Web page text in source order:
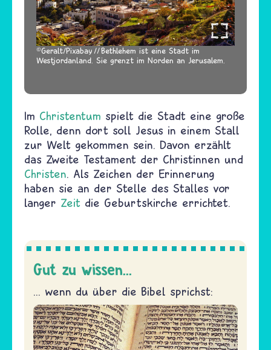
Geralt/Pixabay
Bethlehem ist eine Stadt im
Westjordanland. Sie grenzt im Norden an Jerusalem.
Im Christentum spielt die Stadt eine große
Rolle, denn dort soll Jesus in einem Stall
zur Welt gekommen sein. Davon erzählt
das Zweite Testament der Christinnen und
Christen. Als Zeichen der Erinnerung
haben sie an der Stelle des Stalles vor
langer Zeit die Geburtskirche errichtet.
Gut zu wissen...
... wenn du über die Bibel sprichst: